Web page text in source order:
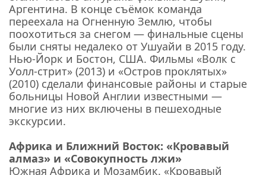
Аргентина. В конце съёмок команда
переехала на Огненную Землю, чтобы
поохотиться за снегом — финальные сцены
были сняты недалеко от Ушуайи в 2015 году.
Нью-Йорк и Бостон, США. Фильмы «Волк с
Уолл-стрит» (2013) и «Остров проклятых»
(2010) сделали финансовые районы и старые
больницы Новой Англии известными —
многие из них включены в пешеходные
экскурсии.
Африка и Ближний Восток: «Кровавый
алмаз» и «Совокупность лжи»
Южная Африка и Мозамбик. «Кровавый